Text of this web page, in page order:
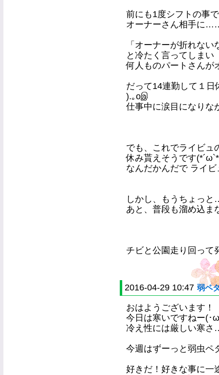
前にも1度シフトの事
オーナーさん相手に
「オーナーが折れな
と冷たく言ってしまい
何人ものパートさんが
だって14連勤して１日
).｡oஇ
仕事中に涙目になりな
でも、これでライビュ
休み貰えそうです
なんだかんだで ライ
しかし、もうちょっ
あと、普段も溜め込
チビと公園走り回って
2016-04-29 10:47 弱ペ
おはようございます！
今日は寒いですねー(･
冷え性には厳しい寒
今週はずーっと弱虫ペ
好きだ！好きな事に一